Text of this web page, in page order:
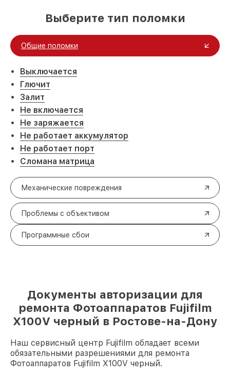
Выберите тип поломки
Общие поломки
Выключается
Глючит
Залит
Не включается
Не заряжается
Не работает аккумулятор
Не работает порт
Сломана матрица
Механические повреждения
Проблемы с объективом
Программные сбои
Документы авторизации для
ремонта Фотоаппаратов Fujifilm
X100V черный в Ростове-на-Дону
Наш сервисный центр Fujifilm обладает всеми
обязательными разрешениями для ремонта
Фотоаппаратов Fujifilm X100V черный.